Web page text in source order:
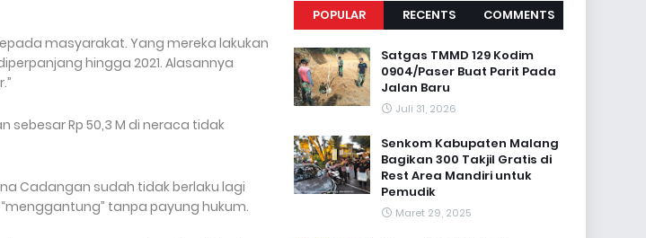
masyarakat. Yang mereka lakukan
hingga 2021. Alasannya
sebesar Rp 50,3 M di neraca tidak
Cadangan sudah tidak berlaku lagi
tanpa payung hukum.
POPULAR RECENTS COMMENTS
Satgas TMMD 129 Kodim
0904/Paser Buat Parit Pada
Jalan Baru
Juli 31, 2026
Senkom Kabupaten Malang
Bagikan 300 Takjil Gratis di
Rest Area Mandiri untuk
Pemudik
Maret 29, 2025